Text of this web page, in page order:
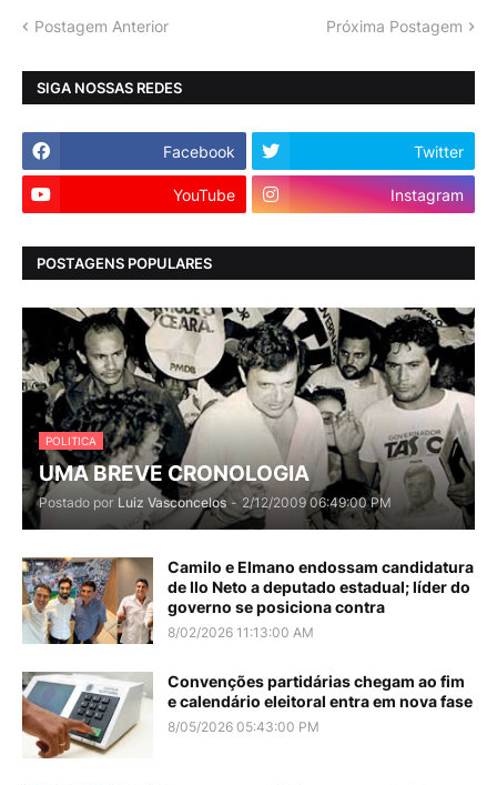
Postagem Anterior Próxima Postagem
SIGA NOSSAS REDES
Facebook Twitter
YouTube Instagram
POSTAGENS POPULARES
POLITICA
UMA BREVE CRONOLOGIA
Postado por Luiz Vasconcelos - 2/12/2009 06:49:00 PM
Camilo e Elmano endossam candidatura
de Ilo Neto a deputado estadual; líder do
governo se posiciona contra
8/02/2026 11:13:00 AM
Convenções partidárias chegam ao fim
e calendário eleitoral entra em nova fase
8/05/2026 05:43:00 PM